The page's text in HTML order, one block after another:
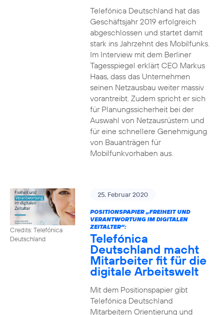
Telefónica Deutschland hat das
Geschäftsjahr 2019 erfolgreich
abgeschlossen und startet damit
stark ins Jahrzehnt des Mobilfunks.
Im Interview mit dem Berliner
Tagesspiegel erklärt CEO Markus
Haas, dass das Unternehmen
seinen Netzausbau weiter massiv
vorantreibt. Zudem spricht er sich
für Planungssicherheit bei der
Auswahl von Netzausrüstern und
für eine schnellere Genehmigung
von Bauanträgen für
Mobilfunkvorhaben aus.
Credits: Telefónica
Deutschland
25. Februar 2020
POSITIONSPAPIER „FREIHEIT UND
VERANTWORTUNG IM DIGITALEN
ZEITALTER“:
Telefónica
Deutschland macht
Mitarbeiter fit für die
digitale Arbeitswelt
Mit dem Positionspapier gibt
Telefónica Deutschland
Mitarbeitern Orientierung und